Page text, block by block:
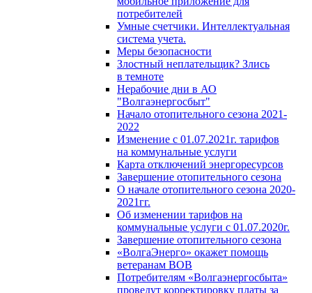
потребителей
Умные счетчики. Интеллектуальная
система учета.
Меры безопасности
Злостный неплательщик? Злись
в темноте
Нерабочие дни в АО
"Волгаэнергосбыт"
Начало отопительного сезона 2021-
2022
Изменение с 01.07.2021г. тарифов
на коммунальные услуги
Карта отключений энергоресурсов
Завершение отопительного сезона
О начале отопительного сезона 2020-
2021гг.
Об изменении тарифов на
коммунальные услуги с 01.07.2020г.
Завершение отопительного сезона
«ВолгаЭнерго» окажет помощь
ветеранам ВОВ
Потребителям «Волгаэнергосбыта»
проведут корректировку платы за